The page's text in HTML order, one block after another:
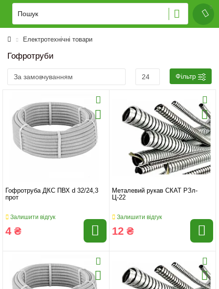
Електротехнічні товари
Гофротруби
Фільтр
Гофротруба ДКС ПВХ d 32/24,3
прот
Залишити відгук
4 ₴
Металевий рукав СКАТ РЗл-
Ц-22
Залишити відгук
12 ₴